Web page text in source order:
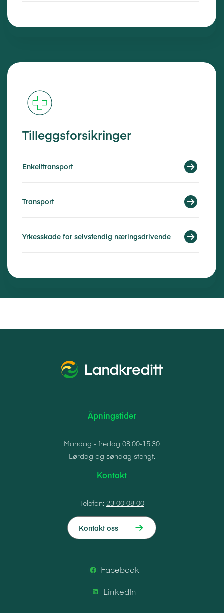
Tilleggsforsikringer
Enkelttransport
Transport
Yrkesskade for selvstendig næringsdrivende
Facebook
LinkedIn
Åpningstider
Mandag - fredag 08.00-15.30
Lørdag og søndag stengt.
Kontakt
Telefon: 23 00 08 00
Kontakt oss